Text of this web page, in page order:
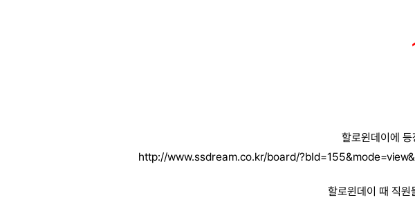
할로윈데이에
http://www.ssdream.co.kr/board/
할로윈데이 때 직원